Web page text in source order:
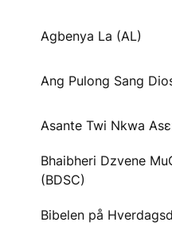
Agbenya La (AL)
Ang Pulong Sang
Asante Twi Nkwa
Bhaibheri Dzvene
(BDSC)
Bibelen på